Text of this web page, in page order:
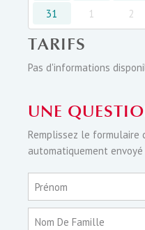
31
1 2
TARIFS
Pas d'informations
UNE
Remplissez le formulaire
automatiquement
Prénom
Nom De Famille